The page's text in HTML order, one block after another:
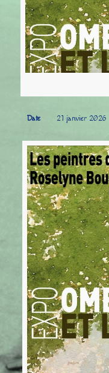
Date 21 janvier 2026